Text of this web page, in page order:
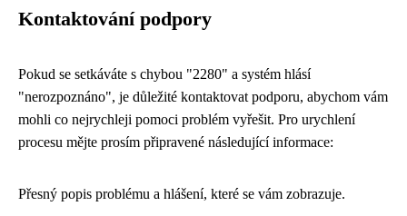
Kontaktování podpory
Pokud se setkáváte s chybou "2280" a systém hlásí
"nerozpoznáno", je důležité kontaktovat podporu, abychom vám
mohli co nejrychleji pomoci problém vyřešit. Pro urychlení
procesu mějte prosím připravené následující informace:
Přesný popis problému a hlášení, které se vám zobrazuje.